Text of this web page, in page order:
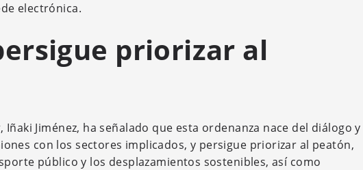
electrónica.
priorizar al
Jiménez, ha señalado que esta ordenanza nace del diálogo y
con los sectores implicados, y persigue priorizar al peatón,
público y los desplazamientos sostenibles, así como